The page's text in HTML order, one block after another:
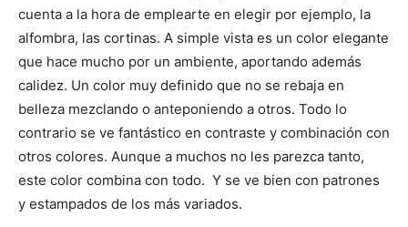
cuenta a la hora de emplearte en elegir por ejemplo, la
alfombra, las cortinas. A simple vista es un color elegante
que hace mucho por un ambiente, aportando además
calidez. Un color muy definido que no se rebaja en
belleza mezclando o anteponiendo a otros. Todo lo
contrario se ve fantástico en contraste y combinación con
otros colores. Aunque a muchos no les parezca tanto,
este color combina con todo. Y se ve bien con patrones
y estampados de los más variados.